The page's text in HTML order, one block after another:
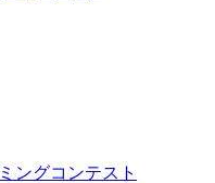
ングコンテスト